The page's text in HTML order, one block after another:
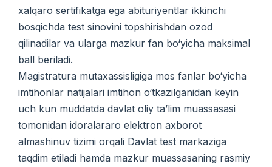
xalqaro sertifikatga ega abituriyentlar ikkinchi
bosqichda test sinovini topshirishdan ozod
qilinadilar va ularga mazkur fan bo‘yicha maksimal
ball beriladi.
Magistratura mutaxassisligiga mos fanlar bo‘yicha
imtihonlar natijalari imtihon o‘tkazilganidan keyin
uch kun muddatda davlat oliy ta’lim muassasasi
tomonidan idoralararo elektron axborot
almashinuv tizimi orqali Davlat test markaziga
taqdim etiladi hamda mazkur muassasaning rasmiy